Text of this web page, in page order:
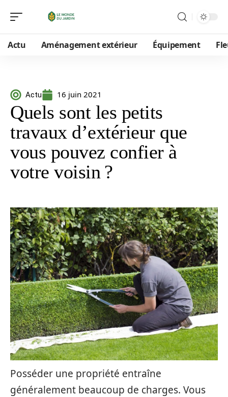
Actu Aménagement extérieur Équipement
Actu 16 juin 2021
Quels sont les petits
travaux d’extérieur que
vous pouvez confier à
votre voisin ?
Posséder une propriété entraîne
généralement beaucoup de charges. Vous